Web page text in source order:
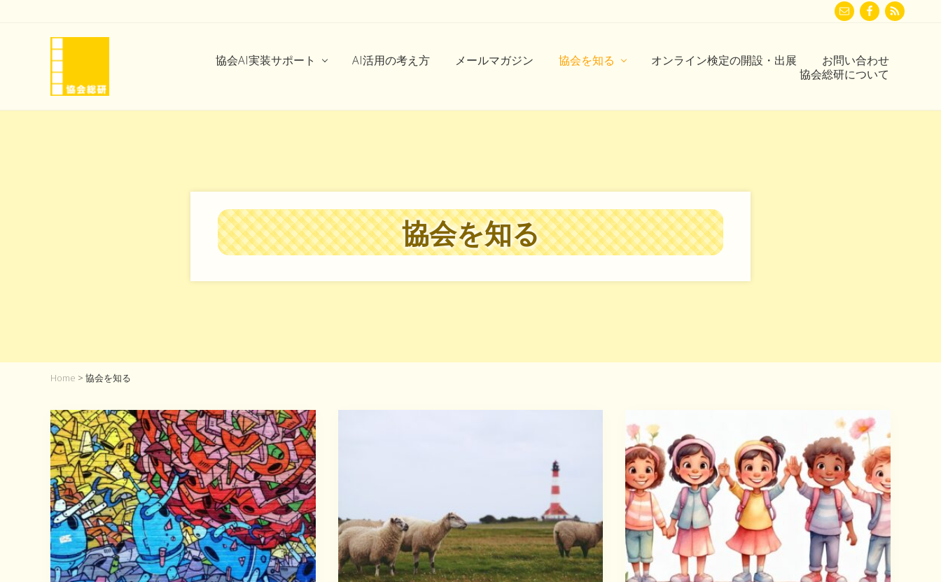
secondary
協
協会AI実装サポート AI活用の考え方 メールマガジン 協会を知る オンライン検定の開設・出展
お問い合わせ
協会総研について
協会を知る
Home > 協会を知る